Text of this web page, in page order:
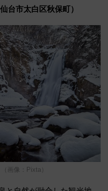
台市太白区秋保町）
画像：Pixta）